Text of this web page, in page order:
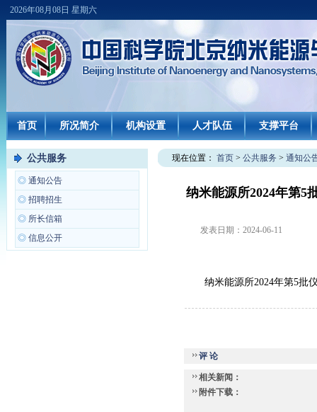
2026年08月08日 星期六
首页 所况简介 机构设置 人才队伍 支撑平台
公共服务
◎ 通知公告
◎ 招聘招生
◎ 所长信箱
◎ 信息公开
现在位置： 首页> 公共服务 > 通知公
纳米能源所2024年第5
发表日期： 2024-06-11
纳米能源所2024年第5批仪
评 论
相关新闻：
附件下载：